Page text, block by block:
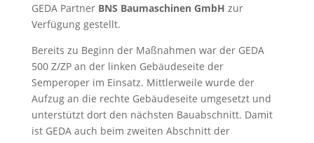
GEDA Partner BNS Baumaschinen GmbH zur
Verfügung gestellt.
Bereits zu Beginn der Maßnahmen war der GEDA
500 Z/ZP an der linken Gebäudeseite der
Semperoper im Einsatz. Mittlerweile wurde der
Aufzug an die rechte Gebäudeseite umgesetzt und
unterstützt dort den nächsten Bauabschnitt. Damit
ist GEDA auch beim zweiten Abschnitt der